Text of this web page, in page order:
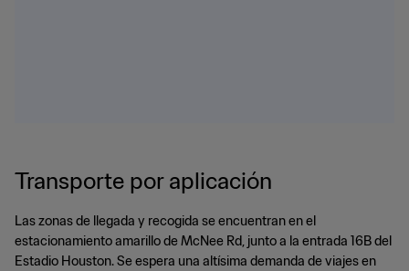
Transporte por aplicación
Las zonas de llegada y recogida se encuentran en el
estacionamiento amarillo de McNee Rd, junto a la entrada 16B del
Estadio Houston. Se espera una altísima demanda de viajes en